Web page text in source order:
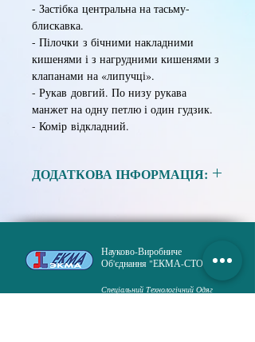
- Застібка центральна на тасьму-
блискавка.
- Пілочки з бічними накладними
кишенями і з нагрудними кишенями з
клапанами на «липучці».
- Рукав довгий. По низу рукава
манжет на одну петлю і один гудзик.
- Комір відкладний.
ДОДАТКОВА ІНФОРМАЦІЯ:
Тканина сумішева в асортименті.
Розмір:XS, S, M, L, XL, XXL.
Зріст:158, 164, 170, 176, 182, 188.
Науково-Виробниче
Об'єднання "ЕКМА-СТО"
Спеціальний Технологічний Одяг